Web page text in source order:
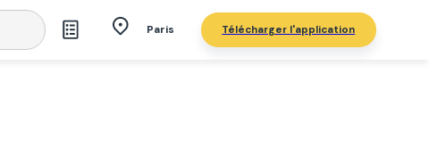
Paris Télécharger l'application